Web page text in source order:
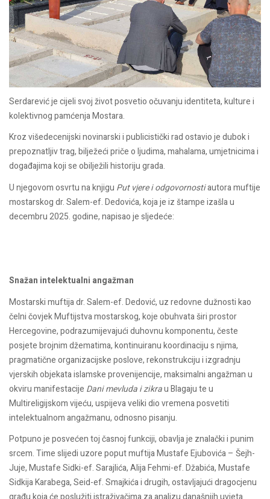
Serdarević je cijeli svoj život posvetio očuvanju identiteta, kulture i
kolektivnog pamćenja Mostara.
Kroz višedecenijski novinarski i publicistički rad ostavio je dubok i
prepoznatljiv trag, bilježeći priče o ljudima, mahalama, umjetnicima i
događajima koji se obilježili historiju grada.
U njegovom osvrtu na knjigu Put vjere i odgovornostiautora muftije
mostarskog dr. Salem-ef. Dedovića, koja je iz štampe izašla u
decembru 2025. godine, napisao je sljedeće:
Snažan intelektualni angažman
Mostarski muftija dr. Salem-ef. Dedović, uz redovne dužnosti kao
čelni čovjek Muftijstva mostarskog, koje obuhvata širi prostor
Hercegovine, podrazumijevajući duhovnu komponentu, česte
posjete brojnim džematima, kontinuiranu koordinaciju s njima,
pragmatične organizacijske poslove, rekonstrukciju i izgradnju
vjerskih objekata islamske provenijencije, maksimalni angažman u
okviru manifestacije Dani mevluda i zikrau Blagaju te u
Multireligijskom vijeću, uspijeva veliki dio vremena posvetiti
intelektualnom angažmanu, odnosno pisanju.
Potpuno je posvećen toj časnoj funkciji, obavlja je znalački i punim
srcem. Time slijedi uzore poput muftija Mustafe Ejubovića – Šejh-
Juje, Mustafe Sidki-ef. Sarajlića, Alija Fehmi-ef. Džabića, Mustafe
Sidkija Karabega, Seid-ef. Smajkića i drugih, ostavljajući dragocjenu